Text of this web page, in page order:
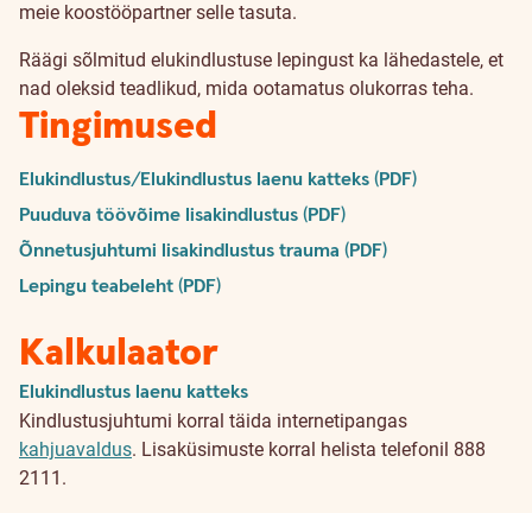
meie koostööpartner selle tasuta.
Räägi sõlmitud elukindlustuse lepingust ka lähedastele, et
nad oleksid teadlikud, mida ootamatus olukorras teha.
Tingimused
Elukindlustus/Elukindlustus laenu katteks (PDF)
Puuduva töövõime lisakindlustus (PDF)
Õnnetusjuhtumi lisakindlustus trauma (PDF)
Lepingu teabeleht (PDF)
Kalkulaator
Elukindlustus laenu katteks
Kindlustusjuhtumi korral täida internetipangas
kahjuavaldus. Lisaküsimuste korral helista telefonil 888
2111.